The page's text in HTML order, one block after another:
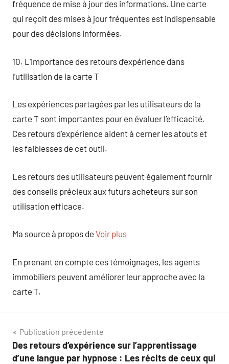
fréquence de mise à jour des informations. Une carte
qui reçoit des mises à jour fréquentes est indispensable
pour des décisions informées.
10. L’importance des retours d’expérience dans
l’utilisation de la carte T
Les expériences partagées par les utilisateurs de la
carte T sont importantes pour en évaluer l’efficacité.
Ces retours d’expérience aident à cerner les atouts et
les faiblesses de cet outil.
Les retours des utilisateurs peuvent également fournir
des conseils précieux aux futurs acheteurs sur son
utilisation efficace.
Ma source à propos de Voir plus
En prenant en compte ces témoignages, les agents
immobiliers peuvent améliorer leur approche avec la
carte T.
Navigation
de
Publication précédente
Des retours d’expérience sur l’apprentissage
d’une langue par hypnose : Les récits de ceux qui